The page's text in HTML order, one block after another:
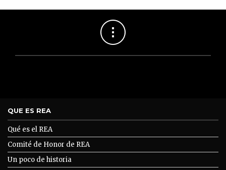
QUE ES REA
Qué es el REA
Comité de Honor de REA
Un poco de historia